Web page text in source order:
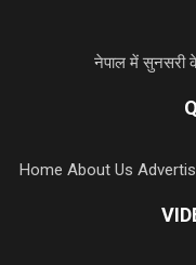
नेपाल में सुनसरी के
Home About Us